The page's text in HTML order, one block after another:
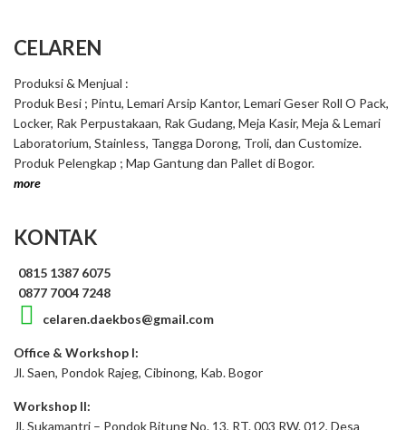
CELAREN
Produksi & Menjual :
Produk Besi ; Pintu, Lemari Arsip Kantor, Lemari Geser Roll O Pack,
Locker, Rak Perpustakaan, Rak Gudang, Meja Kasir, Meja & Lemari
Laboratorium, Stainless, Tangga Dorong, Troli, dan Customize.
Produk Pelengkap ; Map Gantung dan Pallet di Bogor.
more
KONTAK
0815 1387 6075
0877 7004 7248
celaren.daekbos@gmail.com
Office & Workshop I:
Jl. Saen, Pondok Rajeg, Cibinong, Kab. Bogor
Workshop II:
Jl. Sukamantri – Pondok Bitung No. 13, RT. 003 RW. 012, Desa